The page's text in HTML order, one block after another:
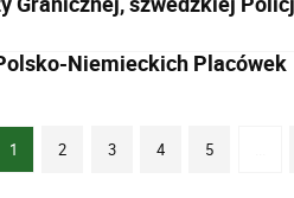
Niemieckich Placówek
1 2 3 4 5